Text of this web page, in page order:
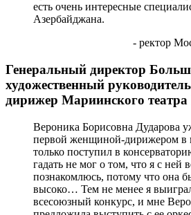
есть очень интересные
Азербайджана.
- ректор
Генеральный директор
художественный
дирижер Мариинского театра
Вероника Борисовна Дударова
первой женщиной-дирижером в
только поступил в
гадать не мог о том, что я с ней
познакомлюсь, потому что она
высоко… Тем не менее я
всесоюзный конкурс, и мне